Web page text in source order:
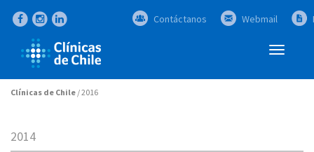
Contáctanos Webmail
Abrir
Clínicas de Chile /2016
2014